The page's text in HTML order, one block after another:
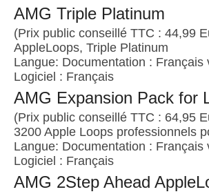
AMG Triple Platinum
(Prix public conseillé TTC : 44,99
AppleLoops, Triple Platinum
Langue: Documentation :
Logiciel : Français
AMG Expansion Pack for
(Prix public conseillé TTC : 64,95
3200 Apple Loops professionnels
Langue: Documentation :
Logiciel : Français
AMG 2Step Ahead